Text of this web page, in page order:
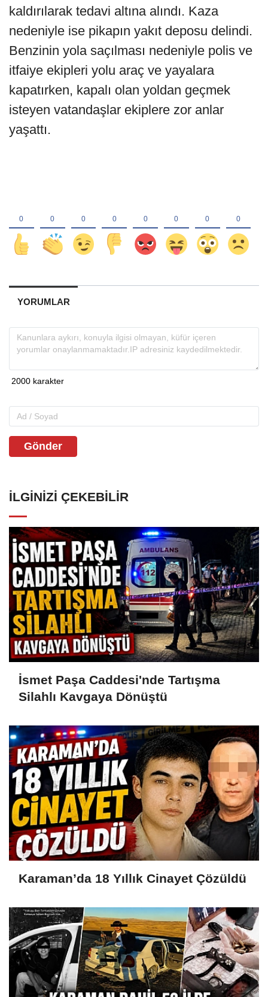
kaldırılarak tedavi altına alındı. Kaza
nedeniyle ise pikapın yakıt deposu delindi.
Benzinin yola saçılması nedeniyle polis ve
itfaiye ekipleri yolu araç ve yayalara
kapatırken, kapalı olan yoldan geçmek
isteyen vatandaşlar ekiplere zor anlar
yaşattı.
YORUMLAR
Gönder
İLGINIZI ÇEKEBILIR
İsmet Paşa Caddesi'nde Tartışma
Silahlı Kavgaya Dönüştü
Karaman’da 18 Yıllık Cinayet Çözüldü